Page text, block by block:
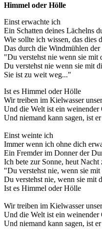
Himmel oder Hölle
Einst erwachte ich
Ein Schatten deines Lächelns
Wie sollte ich wissen, das dies
Das durch die Windmühlen
"Du verstehst nie wenn sie mit
Du verstehst nie wenn sie mit
Sie ist zu weit weg..."
Ist es Himmel oder Hölle
Wir treiben im Kielwasser
Und die Welt ist ein weinender
Und niemand kann sagen, ist
Einst weinte ich
Immer wenn ich ohne dich
Ein Fremder im Donner der
Ich bete zur Sonne, heut Nacht
"Du verstehst nie, wenn sie
Du verstehst nie, wenn sie mit
Ist es Himmel oder Hölle
Wir treiben im Kielwasser
Und die Welt ist ein weinender
Und niemand kann sagen, ist